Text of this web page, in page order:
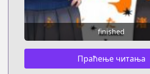
finished
Праћење читања